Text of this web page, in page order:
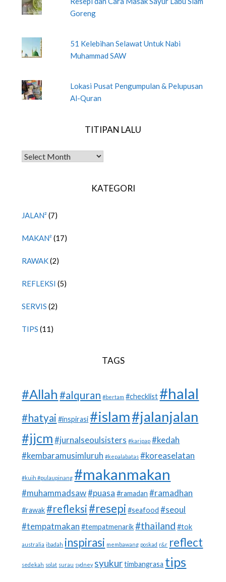
Goreng
51 Kelebihan Selawat Untuk Nabi
Muhammad SAW
Lokasi Pusat Pengumpulan & Pelupusan
Al-Quran
TITIPAN LALU
TITIPAN LALU
KATEGORI
JALAN² (7)
MAKAN² (17)
RAWAK(2)
REFLEKSI (5)
SERVIS (2)
TIPS (11)
TAGS
#Allah #alquran #bertam #checklist #halal
#hatyai #inspirasi #islam#jalanjalan
#jjcm #jurnalseoulsisters #karipap #kedah
#kembaramusimluruh #kepalabatas #koreaselatan
#kuih #pulaupinang #makanmakan
#muhammadsaw#puasa #ramadan #ramadhan
#rawak #refleksi#resepi #seafood #seoul
#tempatmakan #tempatmenarik #thailand #tok
australia ibadah inspirasi membawang poskad r&r reflect
sedekah solat surau sydney syukur timbangrasa tips